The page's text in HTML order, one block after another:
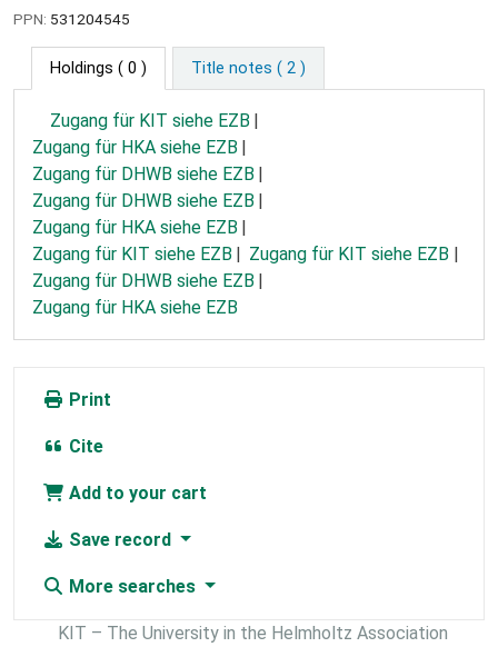
PPN: 531204545
Holdings ( 0 ) Title notes ( 2 )
Zugang für KIT siehe EZB
Zugang für HKA siehe EZB
Zugang für DHWB siehe EZB
Zugang für DHWB siehe EZB
Zugang für HKA siehe EZB
Zugang für KIT siehe EZB
Zugang für KIT siehe EZB
Zugang für DHWB siehe EZB
Zugang für HKA siehe EZB
Print
Cite
Add to your cart
Save record
More searches
KIT – The University in the Helmholtz Association